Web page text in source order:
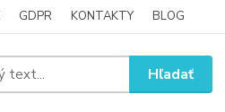
GDPR KONTAKTY BLOG
Hľadať